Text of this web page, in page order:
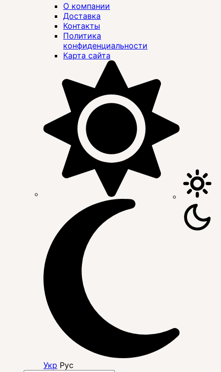
О компании
Доставка
Контакты
Политика
конфиденциальности
Карта сайта
Укр Рус